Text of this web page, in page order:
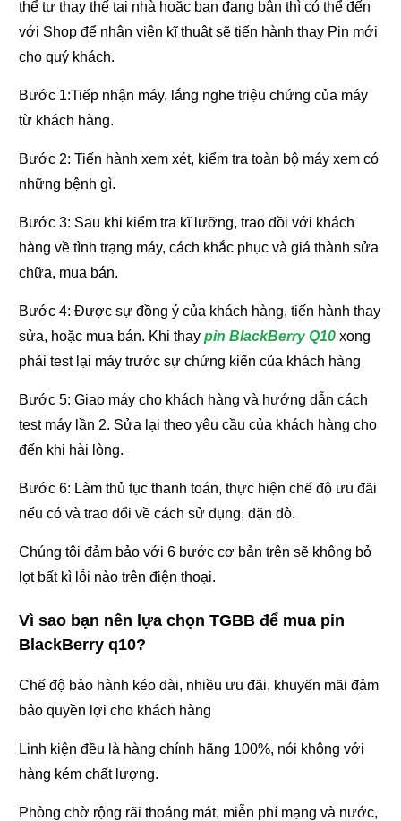
thể tự thay thế tại nhà hoặc bạn đang bận thì có thể đến
với Shop để nhân viên kĩ thuật sẽ tiến hành thay Pin mới
cho quý khách.
Bước 1:Tiếp nhận máy, lắng nghe triệu chứng của máy
từ khách hàng.
Bước 2: Tiến hành xem xét, kiểm tra toàn bộ máy xem có
những bệnh gì.
Bước 3: Sau khi kiểm tra kĩ lưỡng, trao đồi với khách
hàng về tình trạng máy, cách khắc phục và giá thành sửa
chữa, mua bán.
Bước 4: Được sự đồng ý của khách hàng, tiến hành thay
sửa, hoặc mua bán. Khi thaypin BlackBerry Q10 xong
phải test lại máy trước sự chứng kiến của khách hàng
Bước 5: Giao máy cho khách hàng và hướng dẫn cách
test máy lần 2. Sửa lại theo yêu cầu của khách hàng cho
đến khi hài lòng.
Bước 6: Làm thủ tục thanh toán, thực hiện chế độ ưu đãi
nếu có và trao đổi về cách sử dụng, dặn dò.
Chúng tôi đảm bảo với 6 bước cơ bản trên sẽ không bỏ
lọt bất kì lỗi nào trên điện thoại.
Vì sao bạn nên lựa chọn TGBB để mua pin
BlackBerry q10?
Chế độ bảo hành kéo dài, nhiều ưu đãi, khuyến mãi đảm
bảo quyền lợi cho khách hàng
Linh kiện đều là hàng chính hãng 100%, nói không với
hàng kém chất lượng.
Phòng chờ rộng rãi thoáng mát, miễn phí mạng và nước,